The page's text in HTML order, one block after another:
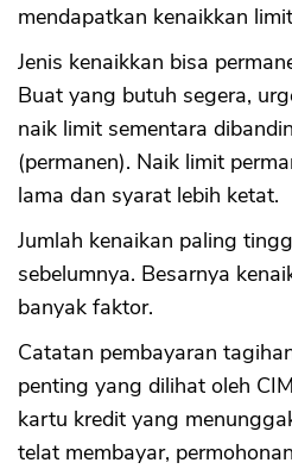
mendapatkan kenaikkan
Jenis kenaikkan bisa
Buat yang butuh segera,
naik limit sementara
(permanen). Naik limit
lama dan syarat lebih ketat.
Jumlah kenaikan paling
sebelumnya. Besarnya
banyak faktor.
Catatan pembayaran
penting yang dilihat oleh
kartu kredit yang
telat membayar,